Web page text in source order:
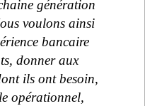
génération
voulons ainsi
bancaire
donner aux
ils ont besoin,
opérationnel,